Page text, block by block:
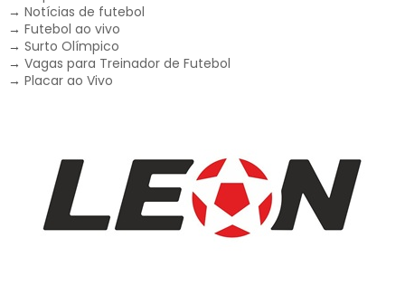
→ Notícias de futebol
→ Futebol ao vivo
→ Surto Olímpico
→ Vagas para Treinador de Futebol
→ Placar ao Vivo